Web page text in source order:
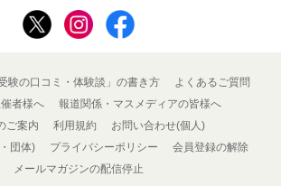
受験の口コミ・体験談」の書き方
よくあるご質問
者様へ
報道関係・マスメディアの皆様へ
ご案内
利用規約
お問い合わせ(個人)
団体)
プライバシーポリシー
会員登録の解除
メールマガジンの配信停止